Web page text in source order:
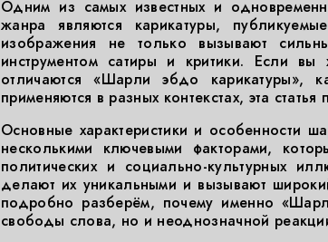
Одним из самых известных и
жанра являются карикатуры,
изображения не только вызывают
инструментом сатиры и критики. Если
отличаются «Шарли эбдо карикатуры»,
применяются в разных контекстах, эта
Основные характеристики и особенности
несколькими ключевыми факторами,
политических и социально-культурных
делают их уникальными и вызывают
подробно разберём, почему именно
свободы слова, но и неоднозначной